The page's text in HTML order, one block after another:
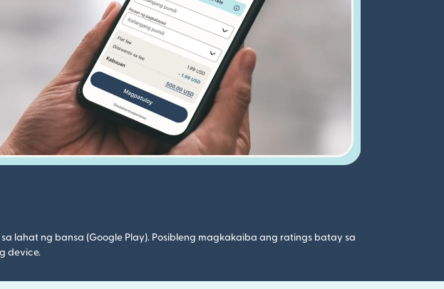
lahat ng bansa (Google Play). Posibleng magkakaiba ang ratings batay sa
device.